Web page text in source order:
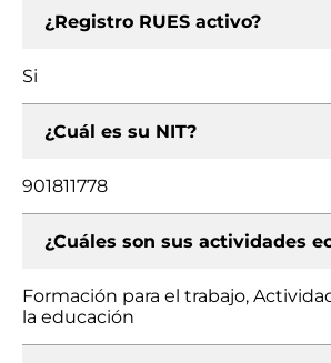
¿Registro RUES activo?
Si
¿Cuál es su NIT?
901811778
¿Cuáles son sus actividades
Formación para el trabajo,
la educación